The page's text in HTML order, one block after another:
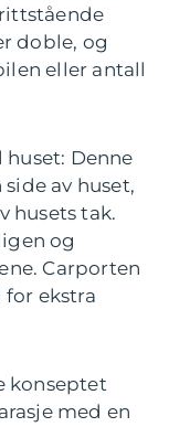
doble, og
eller antall
Denne
av huset,
husets tak.
og
Carporten
ekstra
konseptet
med en